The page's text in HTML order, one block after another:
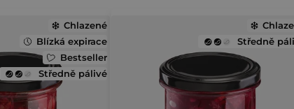
Chlazené
Blízká expirace
Bestseller
Středně pálivé
Středně